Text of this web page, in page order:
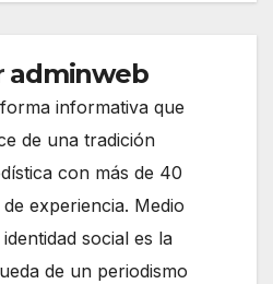
adminweb
informativa que
de una tradición
con más de 40
experiencia. Medio
social es la
de un periodismo